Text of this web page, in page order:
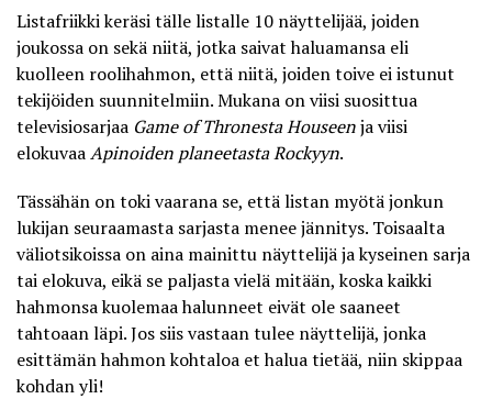
Listafriikkikeräsi tälle listalle 10 näyttelijää, joiden
joukossa on sekä niitä, jotka saivat haluamansa eli
kuolleen roolihahmon, että niitä, joiden toive ei istunut
tekijöiden suunnitelmiin. Mukana on viisi suosittua
televisiosarjaa Game of Thronesta Houseenja viisi
elokuvaaApinoiden planeetasta Rockyyn.
Tässähän on toki vaarana se, että listan myötä jonkun
lukijan seuraamasta sarjasta menee jännitys. Toisaalta
väliotsikoissa on aina mainittu näyttelijä ja kyseinen sarja
tai elokuva, eikä se paljasta vielä mitään, koska kaikki
hahmonsa kuolemaa halunneet eivät ole saaneet
tahtoaan läpi. Jos siis vastaan tulee näyttelijä, jonka
esittämän hahmon kohtaloa et halua tietää, niin skippaa
kohdan yli!